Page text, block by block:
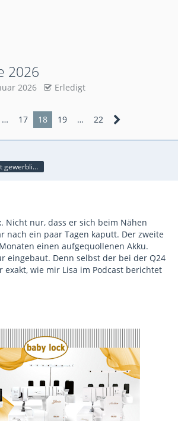
2026
2026 Erledigt
… 17 18 19 … 22
Mitglieder mit gewerblicher Verbindung, auch als Mitarbeiter/in
Nicht nur, dass er sich beim Nähen
nach ein paar Tagen kaputt. Der zweite
einen aufgequollenen Akku.
eingebaut. Denn selbst der bei der Q24
exakt, wie mir Lisa im Podcast berichtet